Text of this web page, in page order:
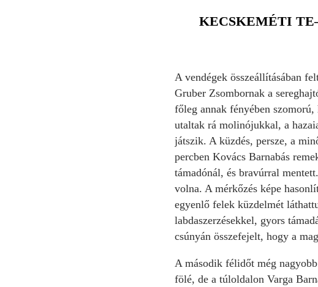
KECSKEMÉTI
A vendégek összeállításában
Gruber Zsombornak a
főleg annak fényében
utaltak rá molinójukkal, a
játszik. A küzdés, persze, a
percben Kovács Barnabás
támadónál, és bravúrral
volna. A mérkőzés képe
egyenlő felek küzdelmét
labdaszerzésekkel, gyors
csúnyán összefejelt, hogy a
A második félidőt még
fölé, de a túloldalon Varga